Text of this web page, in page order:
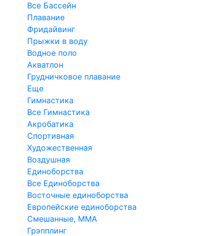
Все Бассейн
Плавание
Фридайвинг
Прыжки в воду
Водное поло
Акватлон
Грудничковое плавание
Еще
Гимнастика
Все Гимнастика
Акробатика
Спортивная
Художественная
Воздушная
Единоборства
Все Единоборства
Восточные единоборства
Европейские единоборства
Смешанные, ММА
Грэпплинг